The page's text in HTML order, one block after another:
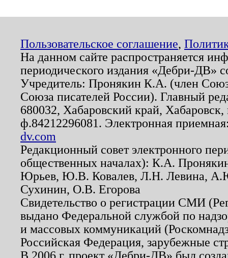
Пользовательское соглашение,
На данном сайте распространяется
периодического издания «Дебри-ДВ»
Учредитель: Пронякин К.А. (член
Союза писателей России). Главный
680032, Хабаровский край,
ф.84212296081. Электронная
dv.com
Редакционный совет электронного
общественных началах): К.А.
Юрьев, Ю.В. Ковалев, Л.Н. Левина,
Сухинин, О.В. Егорова
Свидетельство о регистрации СМИ
выдано Федеральной службой по
и массовых коммуникаций
Российская Федерация, зарубежные
В 2006 г. проект «Дебри-ДВ» был